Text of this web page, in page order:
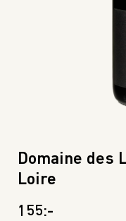
Domaine des
Loire
155:-